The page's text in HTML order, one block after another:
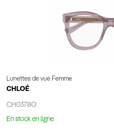
Lunettes de vue Femme
CHLOÉ
CH0378O
En stock en ligne